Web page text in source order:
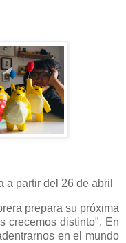
a partir del 26 de abril
prepara su próxima
crecemos distinto". En
en el mundo